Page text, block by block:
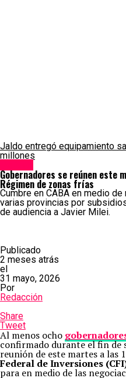
Jaldo entregó equipamiento
millones
Gobernadores se reúnen este
Régimen de zonas frías
Cumbre en CABA en medio
varias provincias por
de audiencia a Javier Milei.
Publicado
2 meses atrás
el
31 mayo, 2026
Por
Redacción
Share
Tweet
Al menos ocho
confirmado durante el fin de
reunión de este martes a las
Federal de Inversiones
para en medio de las